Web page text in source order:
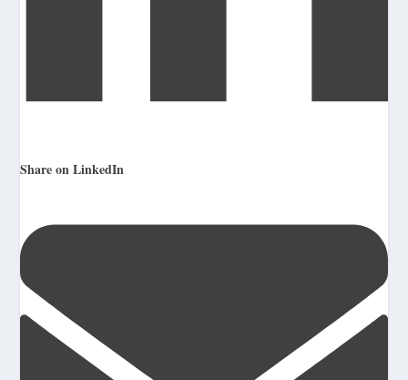
Share on LinkedIn